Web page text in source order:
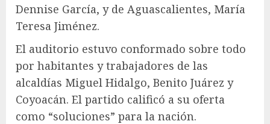
Dennise García, y de Aguascalientes, María
Teresa Jiménez.
El auditorio estuvo conformado sobre todo
por habitantes y trabajadores de las
alcaldías Miguel Hidalgo, Benito Juárez y
Coyoacán. El partido calificó a su oferta
como “soluciones” para la nación.